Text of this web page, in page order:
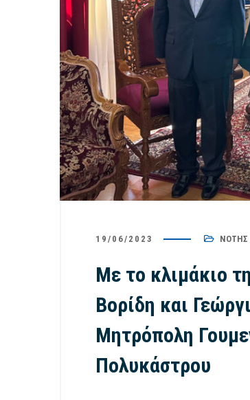
19/06/2023 ΝΌΤΗΣ
Με το κλιμάκιο
Βορίδη και
Μητρόπολη
Πολυκάστρου
Αδυναμία εθνικής συνεννόησης σε
μια αβέβαιη εποχή